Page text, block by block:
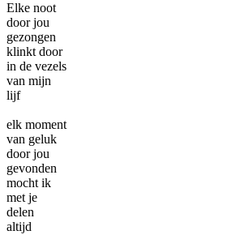
Elke noot
door jou
gezongen
klinkt door
in de vezels
van mijn
lijf
elk moment
van geluk
door jou
gevonden
mocht ik
met je
delen
altijd